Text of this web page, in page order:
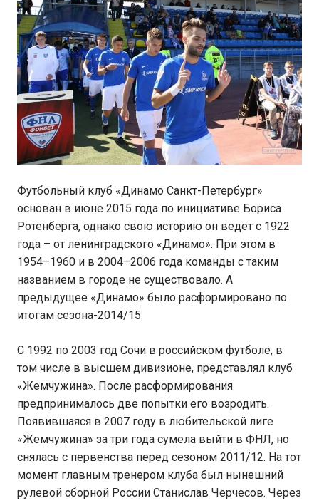
Футбольный клуб «Динамо Санкт-Петербург»
основан в июне 2015 года по инициативе Бориса
Ротенберга, однако свою историю он ведет с 1922
года – от ленинградского «Динамо». При этом в
1954–1960 и в 2004–2006 года команды с таким
названием в городе не существовало. А
предыдущее «Динамо» было расформировано по
итогам сезона-2014/15.
С 1992 по 2003 год Сочи в российском футболе, в
том числе в высшем дивизионе, представлял клуб
«Жемчужина». После расформирования
предпринималось две попытки его возродить.
Появившаяся в 2007 году в любительской лиге
«Жемчужина» за три года сумела выйти в ФНЛ, но
снялась с первенства перед сезоном 2011/12. На тот
момент главным тренером клуба был нынешний
рулевой сборной России Станислав Черчесов. Через